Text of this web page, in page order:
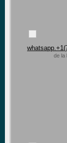
de la